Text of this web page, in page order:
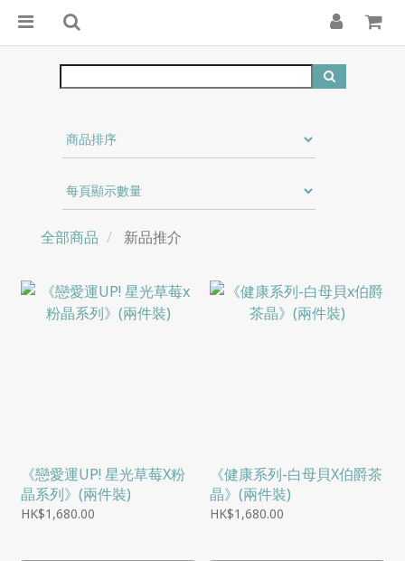
全部商品 新品推介
《戀愛運UP! 星光草莓X粉
晶系列》(兩件裝)
HK$1,680.00
《健康系列-白母貝X伯爵茶
晶》(兩件裝)
HK$1,680.00